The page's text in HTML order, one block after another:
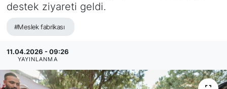
destek ziyareti geldi.
#Meslek fabrikası
11.04.2026 - 09:26
YAYINLANMA
Bilim ve Teknoloji
Son Dakika Haberleri